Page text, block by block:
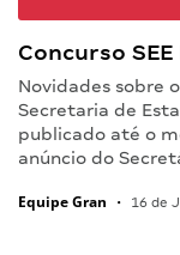
Concurso
Novidades sobre
Secretaria de
publicado até o
anúncio do
Equipe Gran • 16 de